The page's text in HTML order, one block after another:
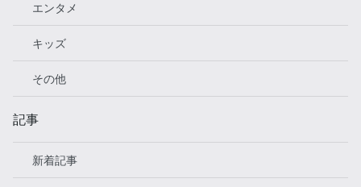
エンタメ
キッズ
その他
記事
新着記事